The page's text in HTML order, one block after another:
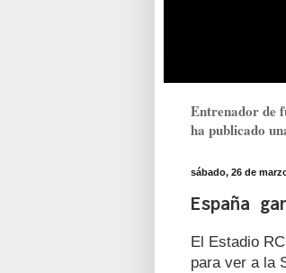
Entrenador de
ha publicado
sábado, 26 de
España
El Estadio
para ver a la